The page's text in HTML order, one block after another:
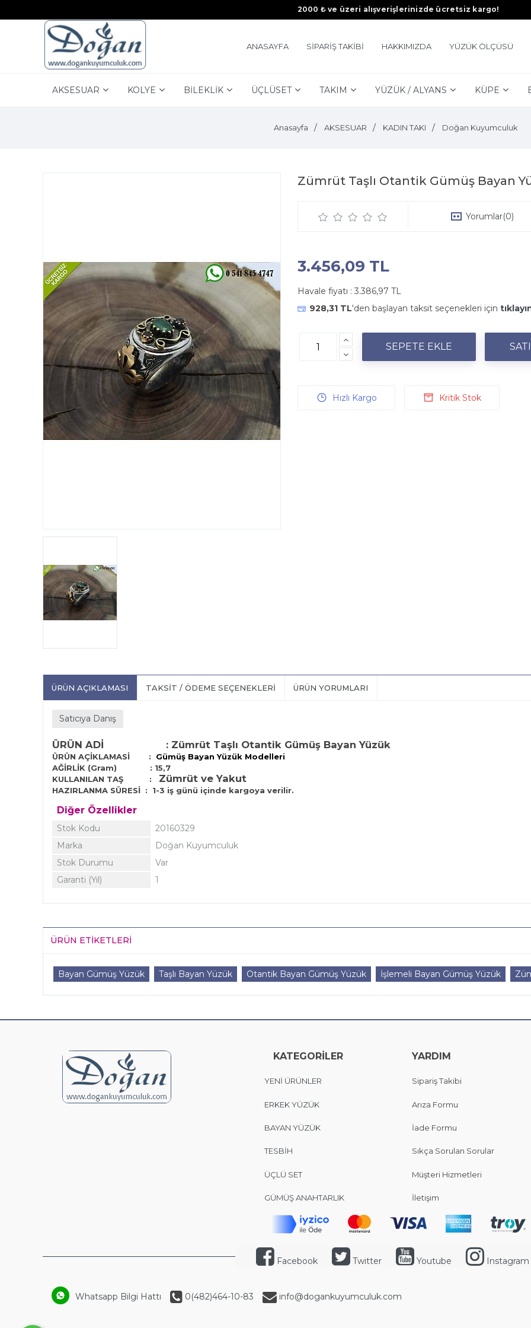
2000 ₺ ve üzeri alışverişlerinizde ücretsiz kargo!
ANASAYFA SİPARİŞ TAKİBİ HAKKIMIZDA YÜZÜK ÖLÇÜSÜ
AKSESUAR KOLYE BİLEKLİK ÜÇLÜSET TAKIM YÜZÜK / ALYANS KÜPE
Anasayfa AKSESUAR KADIN TAKI Doğan Kuyumculuk
Zümrüt Taşlı Otantik Gümüş Bayan
Yorumlar(0)
3.456,09 TL
Havale fiyatı : 3.386,97 TL
928,31 TL'den başlayan taksit seçenekleri için
ÜRÜN AÇIKLAMASI TAKSIT / ÖDEME SEÇENEKLERI ÜRÜN YORUMLARI
Satıcıya Danış
ÜRÜN ADİ : Zümrüt Taşlı Otantik Gümüş Bayan Yüzük
ÜRÜN AÇİKLAMASİ : Gümüş Bayan Yüzük Modelleri
AĞİRLİK (Gram) : 15,7
KULLANILAN TAŞ : Zümrüt ve Yakut
HAZIRLANMA SÜRESİ : 1-3 iş günü içinde kargoya verilir.
Diğer Özellikler
Stok Kodu
20160329
Marka
Doğan Kuyumculuk
Stok Durumu
Var
Garanti (Yıl)
1
ÜRÜN ETIKETLERI
Bayan Gümüş Yüzük Taşlı Bayan Yüzük Otantik Bayan Gümüş Yüzük İşlemeli Bayan Gümüş Yüzük
KATEGORİLER
YENİ ÜRÜNLER
ERKEK YÜZÜK
BAYAN YÜZÜK
TESBİH
ÜÇLÜ SET
GÜMÜŞ ANAHTARLIK
YARDIM
Sipariş Takibi
Arıza Formu
İade Formu
Sıkça Sorulan Sorular
Müşteri Hizmetleri
İletişim
Facebook Twitter Youtube Instagram
Whatsapp Bilgi Hattı 0(482)464-10-83 info@dogankuyumculuk.com